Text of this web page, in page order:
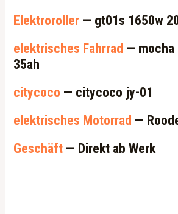
Elektroroller — gt01s 1650w
elektrisches Fahrrad — mocha
35ah
citycoco — citycoco jy-01
elektrisches Motorrad —
Geschäft — Direkt ab Werk